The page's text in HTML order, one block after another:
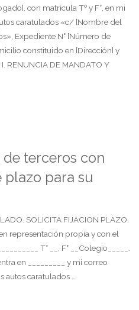
con matrícula Tº y F°, en mi
caratulados «c/ [Nombre del
Expediente N° [Número de
constituido en [Dirección] y
RENUNCIA DE MANDATO Y
terceros con
plazo para su
SOLICITA FIJACION PLAZO.
representación propia y con el
T° __, F° __Colegio_____.
en _________ y mi correo
autos caratulados …